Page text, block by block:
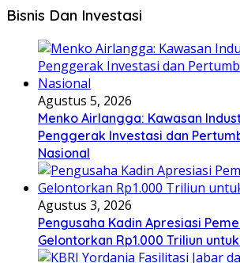
Bisnis Dan Investasi
Agustus 5, 2026
Menko Airlangga: Kawasan
Penggerak Investasi dan
Nasional
Agustus 3, 2026
Pengusaha Kadin Apresiasi
Gelontorkan Rp1.000 Triliun